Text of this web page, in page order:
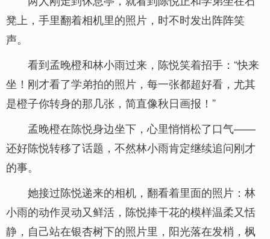
凳上，手里翻着相机里的照片，时不时发出阵阵笑
声。
看到孟晚橙和林小雨过来，陈悦笑着招手：“快来
坐！刚才看了学弟拍的照片，每一张都超好看，尤其
是橙子你转身的那几张，简直像秋日画报！”
孟晚橙在陈悦身边坐下，心里悄悄松了口气——
还好陈悦转移了话题，不然林小雨肯定继续追问刚才
的事。
她接过陈悦递来的相机，翻看着里面的照片：林
小雨的动作灵动又鲜活，陈悦捧干花的模样温柔又恬
静，自己站在银杏树下的照片里，阳光落在发梢，枫